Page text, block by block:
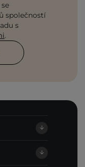
společností
s
.